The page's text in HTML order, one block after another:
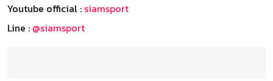
Youtube official : siamsport
Line : @siamsport